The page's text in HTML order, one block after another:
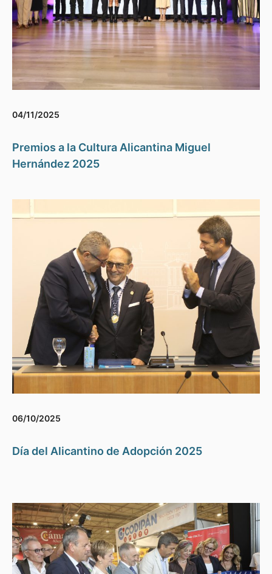
04/11/2025
Premios a la Cultura Alicantina Miguel
Hernández 2025
06/10/2025
Día del Alicantino de Adopción 2025